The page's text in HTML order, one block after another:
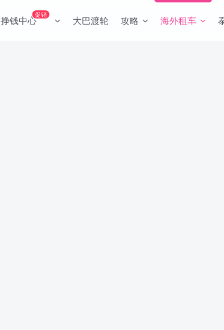
挣钱中心促销 大巴渡轮 攻略 海外租车